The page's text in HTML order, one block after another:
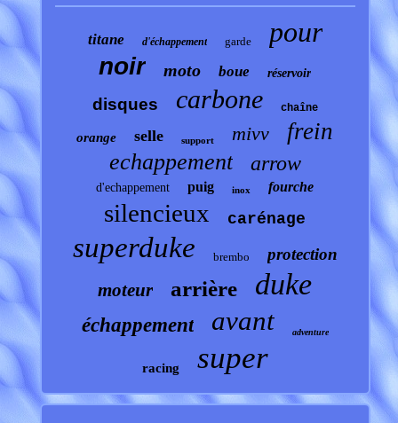
titane d'échappement garde pour
noir moto boue réservoir
disques carbone chaîne
orange selle support mivv frein
echappement arrow
d'echappement puig inox fourche
silencieux carénage
superduke brembo protection
moteur arrière duke
échappement avant adventure
racing super